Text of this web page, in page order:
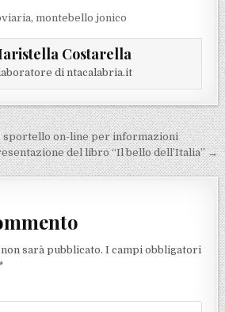
,montebello jonico
Costarella
di ntacalabria.it
articoli
sportello on-line per informazioni
del libro “Il bello dell’Italia” →
sarà pubblicato. I campi obbligatori
*